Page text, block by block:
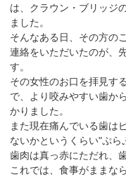
は、クラウン・ブリッジ
ました。
そんなある日、その方の
連絡をいただいたのが、
す。
その女性のお口を拝見す
で、より咬みやすい歯か
かりました。
また現在痛んでいる歯は
ないかというくらい"ぷら
歯肉は真っ赤にただれ、
これでは、食事がままな